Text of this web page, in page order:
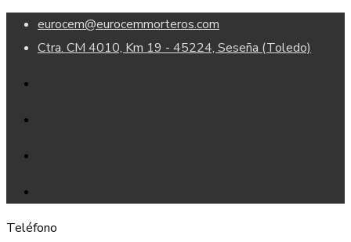
eurocem@eurocemmorteros.com
Ctra. CM 4010, Km 19 - 45224, Seseña (Toledo)
Teléfono